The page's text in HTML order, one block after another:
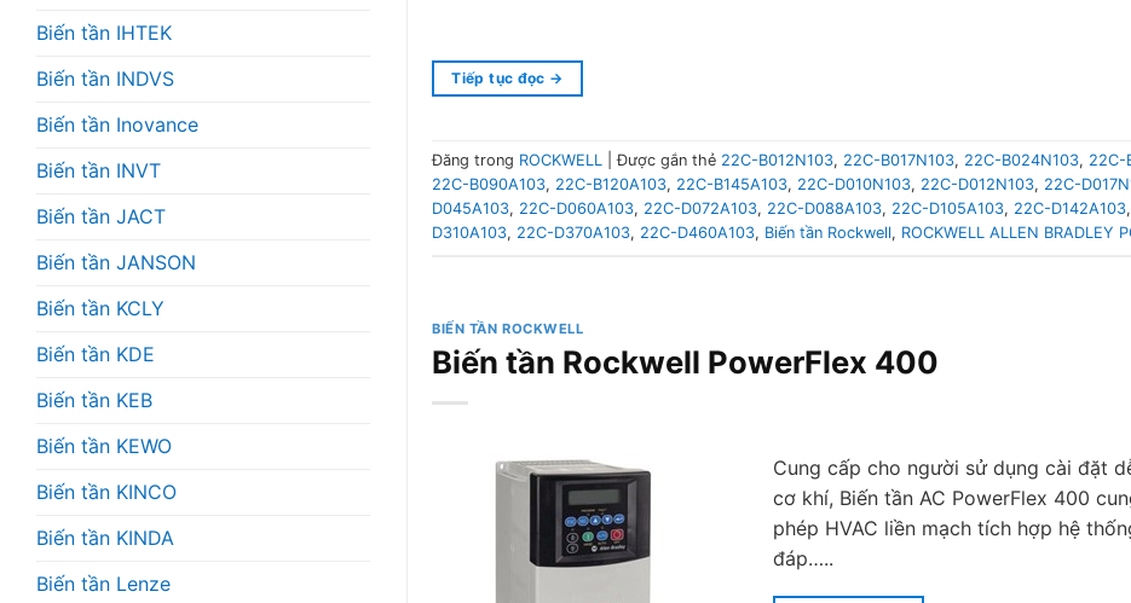
Biến tần IHTEK
Biến tần INDVS
Biến tần Inovance
Biến tần INVT
Biến tần JACT
Biến tần JANSON
Biến tần KCLY
Biến tần KDE
Biến tần KEB
Biến tần KEWO
Biến tần KINCO
Biến tần KINDA
Biến tần Lenze
Tiếp tục đọc →
Đăng trong ROCKWELL |Được gắn thẻ 22C-B012N103, 22C-B017N103, 22C-B024N103, 22C-
22C-B090A103, 22C-B120A103, 22C-B145A103, 22C-D010N103, 22C-D012N103, 22C-
D045A103, 22C-D060A103, 22C-D072A103, 22C-D088A103, 22C-D105A103, 22C-D142A103,
D310A103, 22C-D370A103, 22C-D460A103, Biến tần Rockwell, ROCKWELL ALLEN BRADLEY
BIẾN TẦN ROCKWELL
Biến tần Rockwell PowerFlex 400
Cung cấp cho người sử dụng cài đặt
cơ khí, Biến tần AC PowerFlex 400
phép HVAC liền mạch tích hợp hệ
đáp…..